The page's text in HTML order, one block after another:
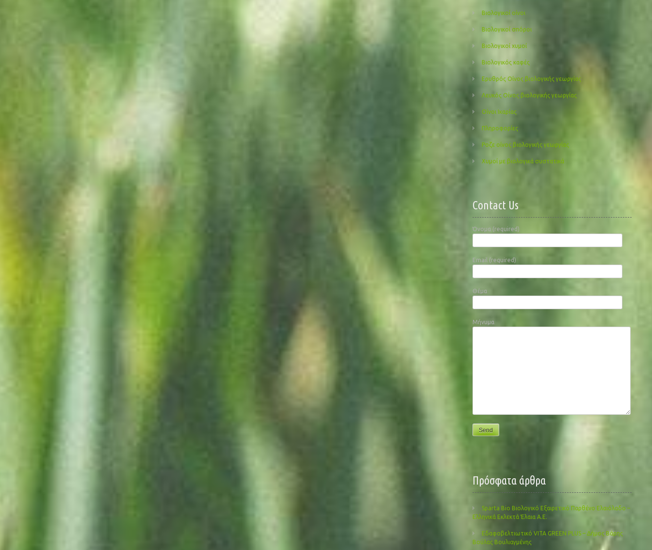
Βιολογικοί οίνοι
Βιολογικοί σπόροι
Βιολογικοί χυμοί
Βιολογικός καφές
Ερυθρός Οίνος βιολογικής γεωργίας
Λευκός Οίνος βιολογικής γεωργίας
Οίνοι Ικαρίας
Πληροφορίες
Ροζε οίνος βιολογικής γεωργίας
Χυμοί με βιολογικά συστατικά
Contact Us
Όνομα (required)
Email (required)
Θέμα
Μήνυμα
Πρόσφατα άρθρα
Sparta Bio Βιολογικό Εξαιρετικό Παρθένο Ελαιόλαδο –
Ελληνικά Εκλεκτά Έλαια Α.Ε.
Εδαφοβελτιωτικό VITA GREEN PLUS – Δήμος Βάρης
Βούλας Βουλιαγμένης